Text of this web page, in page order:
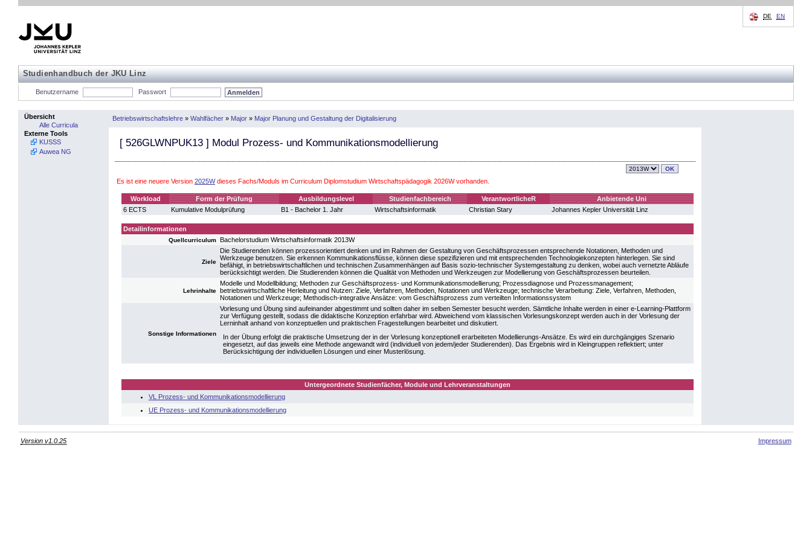
Studienhandbuch der JKU Linz
DE EN
Benutzername Passwort
Übersicht
Alle Curricula
Externe Tools
KUSSS
Auwea NG
Betriebswirtschaftslehre » Wahlfächer » Major » Major Planung und Gestaltung der Digitalisierung
[ 526GLWNPUK13 ] Modul Prozess- und Kommunikationsmodellierung
Es ist eine neuere Version 2025Wdieses Fachs/Moduls im Curriculum Diplomstudium Wirtschaftspädagogik 2026W vorhanden.
Workload Form der Prüfung Ausbildungslevel Studienfachbereich VerantwortlicheR
Anbietende Uni
6 ECTS
Kumulative Modulprüfung B1 - Bachelor 1. Jahr Wirtschaftsinformatik Christian Stary Johannes Kepler Universität Linz
Detailinformationen
Quellcurriculum Bachelorstudium Wirtschaftsinformatik 2013W
Ziele
Die Studierenden können prozessorientiert denken und im Rahmen der Gestaltung von Geschäftsprozessen entsprechende Notationen, Methoden und
Werkzeuge benutzen. Sie erkennen Kommunikationsflüsse, können diese spezifizieren und mit entsprechenden Technologiekonzepten hinterlegen. Sie sind
befähigt, in betriebswirtschaftlichen und technischen Zusammenhängen auf Basis sozio-technischer Systemgestaltung zu denken, wobei auch vernetzte Abläufe
berücksichtigt werden. Die Studierenden können die Qualität von Methoden und Werkzeugen zur Modellierung von Geschäftsprozessen beurteilen.
Lehrinhalte
Modelle und Modellbildung; Methoden zur Geschäftsprozess- und Kommunikationsmodellierung; Prozessdiagnose und Prozessmanagement;
betriebswirtschaftliche Herleitung und Nutzen: Ziele, Verfahren, Methoden, Notationen und Werkzeuge; technische Verarbeitung: Ziele, Verfahren, Methoden,
Notationen und Werkzeuge; Methodisch-integrative Ansätze: vom Geschäftsprozess zum verteilten Informationssystem
Sonstige Informationen
Vorlesung und Übung sind aufeinander abgestimmt und sollten daher im selben Semester besucht werden. Sämtliche Inhalte werden in einer e-Learning-Plattform
zur Verfügung gestellt, sodass die didaktische Konzeption erfahrbar wird. Abweichend vom klassischen Vorlesungskonzept werden auch in der Vorlesung der
Lerninhalt anhand von konzeptuellen und praktischen Fragestellungen bearbeitet und diskutiert.
In der Übung erfolgt die praktische Umsetzung der in der Vorlesung konzeptionell erarbeiteten Modellierungs-Ansätze. Es wird ein durchgängiges Szenario
eingesetzt, auf das jeweils eine Methode angewandt wird (individuell von jedem/jeder Studierenden). Das Ergebnis wird in Kleingruppen reflektiert; unter
Berücksichtigung der individuellen Lösungen und einer Musterlösung.
Untergeordnete Studienfächer, Module und Lehrveranstaltungen
VL Prozess- und Kommunikationsmodellierung
UE Prozess- und Kommunikationsmodellierung
Version v1.0.25 Impressum